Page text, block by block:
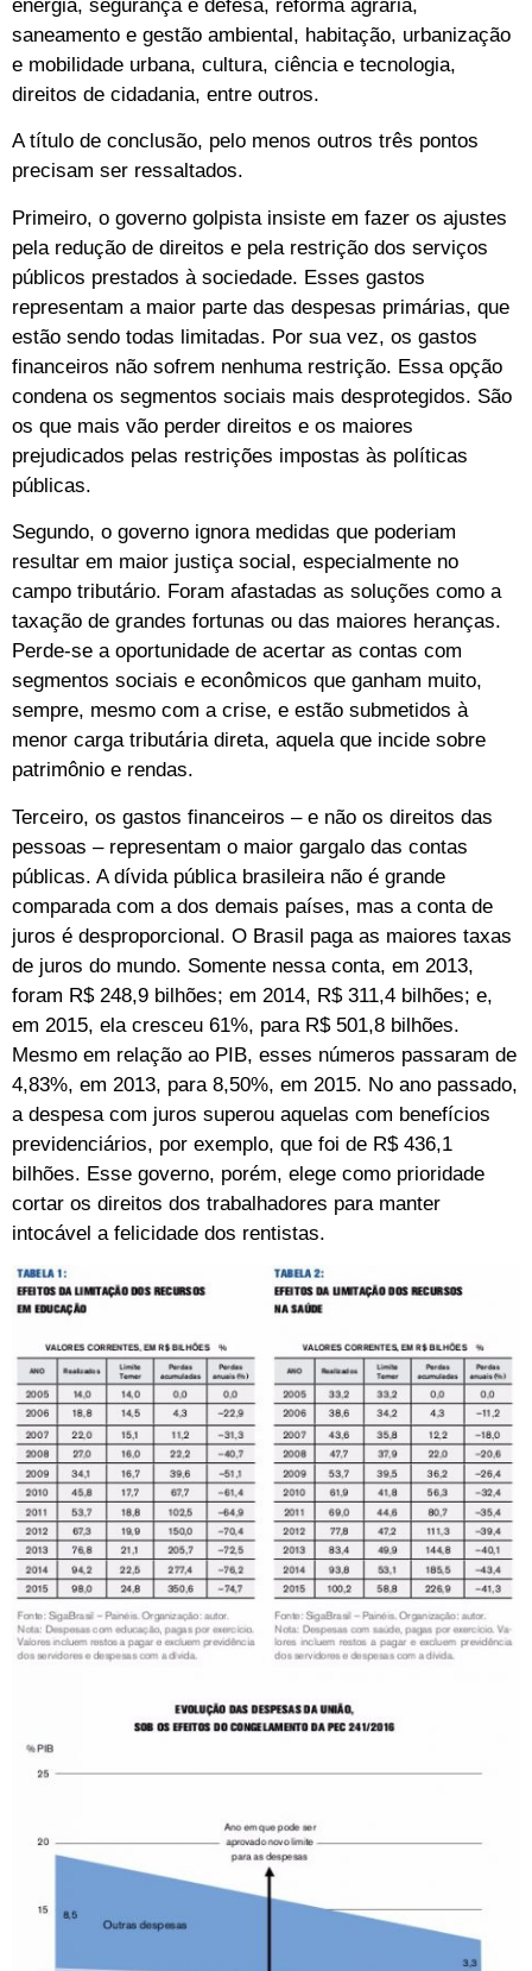
energia, segurança e defesa, reforma agrária,
saneamento e gestão ambiental, habitação, urbanização
e mobilidade urbana, cultura, ciência e tecnologia,
direitos de cidadania, entre outros.
A título de conclusão, pelo menos outros três pontos
precisam ser ressaltados.
Primeiro, o governo golpista insiste em fazer os ajustes
pela redução de direitos e pela restrição dos serviços
públicos prestados à sociedade. Esses gastos
representam a maior parte das despesas primárias, que
estão sendo todas limitadas. Por sua vez, os gastos
financeiros não sofrem nenhuma restrição. Essa opção
condena os segmentos sociais mais desprotegidos. São
os que mais vão perder direitos e os maiores
prejudicados pelas restrições impostas às políticas
públicas.
Segundo, o governo ignora medidas que poderiam
resultar em maior justiça social, especialmente no
campo tributário. Foram afastadas as soluções como a
taxação de grandes fortunas ou das maiores heranças.
Perde-se a oportunidade de acertar as contas com
segmentos sociais e econômicos que ganham muito,
sempre, mesmo com a crise, e estão submetidos à
menor carga tributária direta, aquela que incide sobre
patrimônio e rendas.
Terceiro, os gastos financeiros – e não os direitos das
pessoas – representam o maior gargalo das contas
públicas. A dívida pública brasileira não é grande
comparada com a dos demais países, mas a conta de
juros é desproporcional. O Brasil paga as maiores taxas
de juros do mundo. Somente nessa conta, em 2013,
foram R$ 248,9 bilhões; em 2014, R$ 311,4 bilhões; e,
em 2015, ela cresceu 61%, para R$ 501,8 bilhões.
Mesmo em relação ao PIB, esses números passaram de
4,83%, em 2013, para 8,50%, em 2015. No ano passado,
a despesa com juros superou aquelas com benefícios
previdenciários, por exemplo, que foi de R$ 436,1
bilhões. Esse governo, porém, elege como prioridade
cortar os direitos dos trabalhadores para manter
intocável a felicidade dos rentistas.